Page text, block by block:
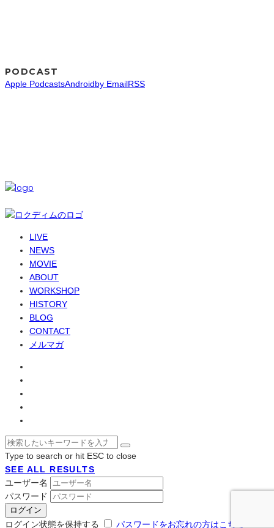
PODCAST
Apple PodcastsAndroidby EmailRSS
LIVE
NEWS
MOVIE
ABOUT
WORKSHOP
HISTORY
BLOG
CONTACT
メルマガ
Type to search or hit ESC to close
SEE ALL RESULTS
ユーザー名
パスワード
ログイン状態を保持する パスワードをお忘れの方はこちら